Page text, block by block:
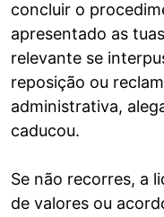
concluir o
apresentado as
relevante se
reposição ou
administrativa,
caducou.
Se não recorres, a
de valores ou